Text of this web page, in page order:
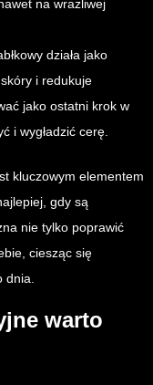
na wrażliwej
działa jako
i redukuje
jako ostatni krok w
i wygładzić cerę.
kluczowym elementem
gdy są
nie tylko poprawić
ciesząc się
warto